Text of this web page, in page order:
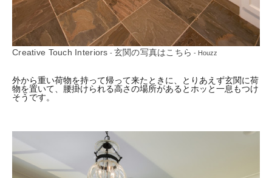
Creative Touch Interiors - 玄関の写真はこちら - Houzz
外から重い荷物を持って帰って来たときに、とりあえず玄関に荷
物を置いて、腰掛けられる高さの場所があるとホッと一息もつけ
そうです。